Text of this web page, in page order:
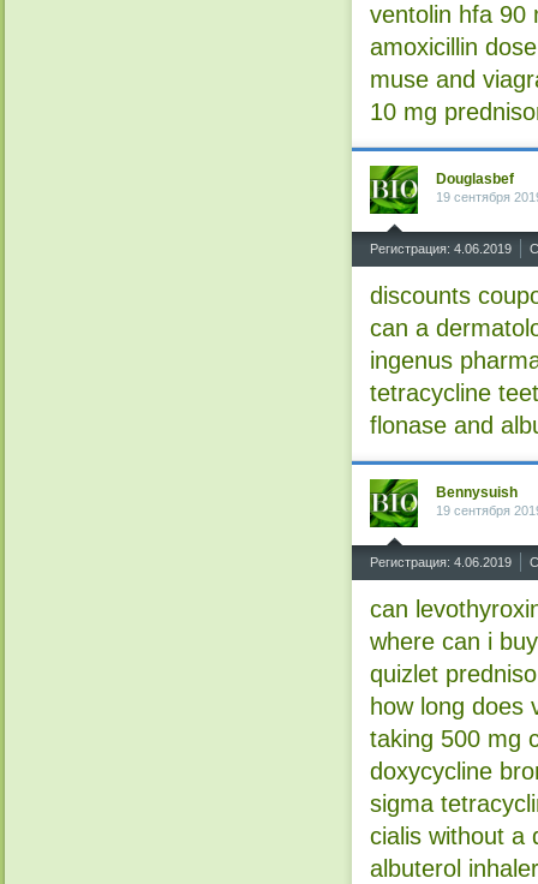
ventolin hfa 90
amoxicillin dose
muse and
10 mg
Douglasbef
19 сентября
Регистрация: 4.06.2019
discounts
can a
ingenus
tetracycline
flonase and
Bennysuish
19 сентября
Регистрация: 4.06.2019
can
where can i
quizlet
how long does
taking 500 mg
doxycycline
sigma
cialis without a
albuterol